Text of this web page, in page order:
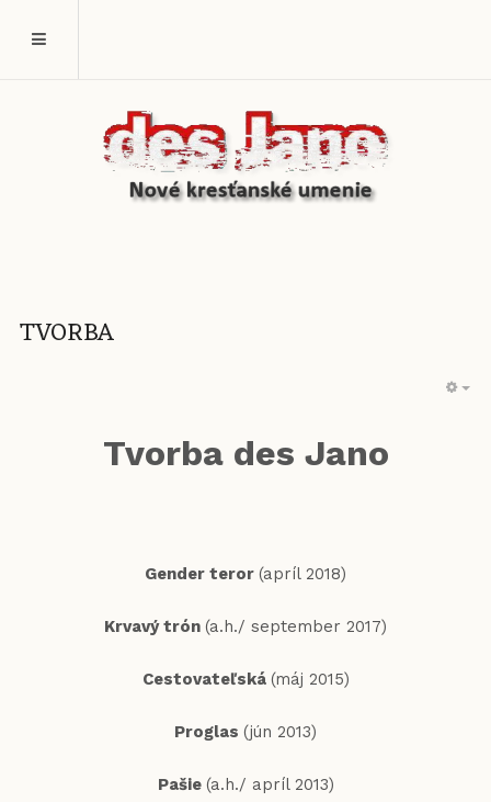
TVORBA
Tvorba des Jano
Gender teror (apríl 2018)
Krvavý trón (a.h./ september 2017)
Cestovateľská (máj 2015)
Proglas (jún 2013)
Pašie (a.h./ apríl 2013)